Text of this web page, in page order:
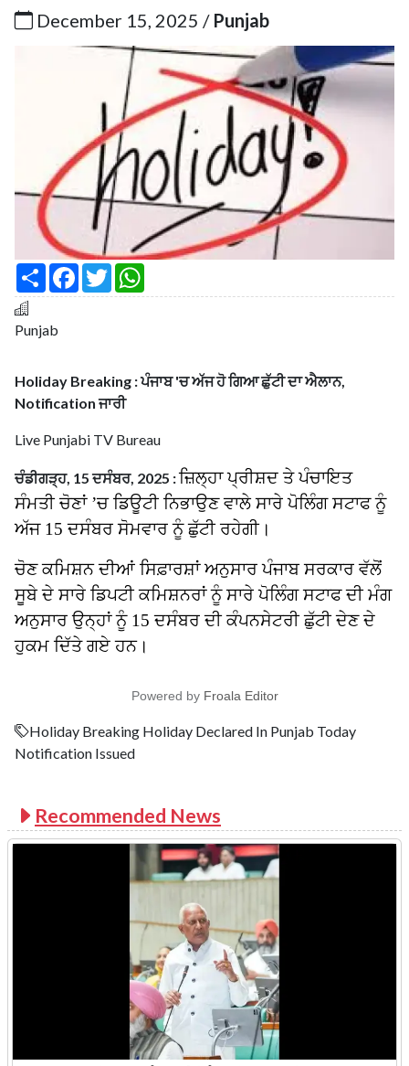
December 15, 2025 / Punjab
S
a
e
F
c
T
w
i
a
p
Punjab
Holiday Breaking : ਪੰਜਾਬ 'ਚ ਅੱਜ ਹੋ ਗਿਆ ਛੁੱਟੀ ਦਾ ਐਲਾਨ,
Notification ਜਾਰੀ
Live Punjabi TV Bureau
ਚੰਡੀਗੜ੍ਹ, 15 ਦਸੰਬਰ, 2025 :ਜ਼ਿਲ੍ਹਾ ਪ੍ਰੀਸ਼ਦ ਤੇ ਪੰਚਾਇਤ
ਸੰਮਤੀ ਚੋਣਾਂ ’ਚ ਡਿਊਟੀ ਨਿਭਾਉਣ ਵਾਲੇ ਸਾਰੇ ਪੋਲਿੰਗ ਸਟਾਫ ਨੂੰ
ਅੱਜ 15 ਦਸੰਬਰ ਸੋਮਵਾਰ ਨੂੰ ਛੁੱਟੀ ਰਹੇਗੀ।
ਚੋਣ ਕਮਿਸ਼ਨ ਦੀਆਂ ਸਿਫ਼ਾਰਸ਼ਾਂ ਅਨੁਸਾਰ ਪੰਜਾਬ ਸਰਕਾਰ ਵੱਲੋਂ
ਸੂਬੇ ਦੇ ਸਾਰੇ ਡਿਪਟੀ ਕਮਿਸ਼ਨਰਾਂ ਨੂੰ ਸਾਰੇ ਪੋਲਿੰਗ ਸਟਾਫ ਦੀ ਮੰਗ
ਅਨੁਸਾਰ ਉਨ੍ਹਾਂ ਨੂੰ 15 ਦਸੰਬਰ ਦੀ ਕੰਪਨਸੇਟਰੀ ਛੁੱਟੀ ਦੇਣ ਦੇ
ਹੁਕਮ ਦਿੱਤੇ ਗਏ ਹਨ।
Powered by Froala Editor
Holiday Breaking Holiday Declared In Punjab Today
Notification Issued
Recommended News